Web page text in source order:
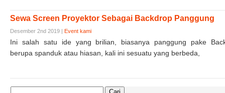
Sewa Screen Proyektor Sebagai Backdrop Panggung
Desember 2nd 2019 | Event kami
Ini salah satu ide yang brilian, biasanya panggung pake
berupa spanduk atau hiasan, kali ini sesuatu yang berbeda,